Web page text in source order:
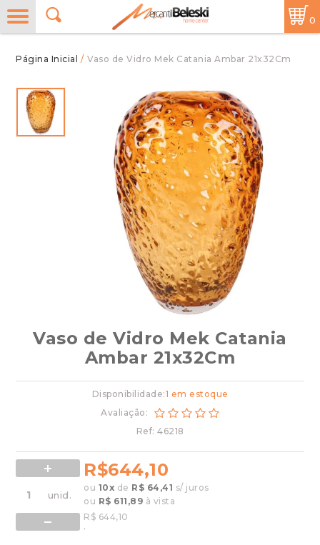
0
/ Vaso de Vidro Mek Catania Ambar 21x32Cm
Vaso de Vidro Mek Catania
Ambar 21x32Cm
Disponibilidade:1 em estoque
Avaliação:
Ref: 46218
R$644,10
ou 10x de R$ 64,41 s/ juros
ou R$ 611,89 à vista
R$ 644,10
.